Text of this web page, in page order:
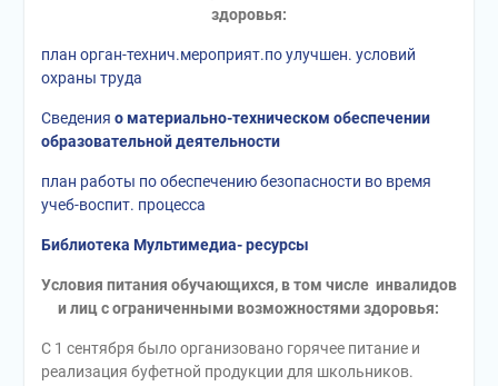
здоровья:
план орган-технич.мероприят.по улучшен. условий
охраны труда
Сведения о материально-техническом обеспечении
образовательной деятельности
план работы по обеспечению безопасности во время
учеб-воспит. процесса
Библиотека Мультимедиа- ресурсы
Условия питания обучающихся, в том числе инвалидов
и лиц с ограниченными возможностями здоровья:
С 1 сентября было организовано горячее питание и
реализация буфетной продукции для школьников.